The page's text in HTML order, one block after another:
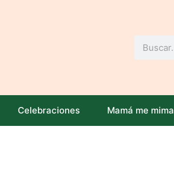
Celebraciones Mamá me mima